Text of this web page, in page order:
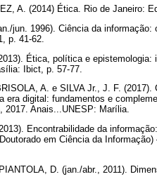
A. (2014) Ética. Rio de Janeiro:
jun. 1996). Ciência da
p. 41-62.
Ética, política e
Ibict, p. 57-77.
A. e SILVA Jr., J. F.
era digital: fundamentos e
2017. Anais...UNESP: Marília.
Encontrabilidade da
em Ciência da
D. (jan./abr., 2011).